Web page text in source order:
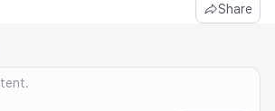
Share